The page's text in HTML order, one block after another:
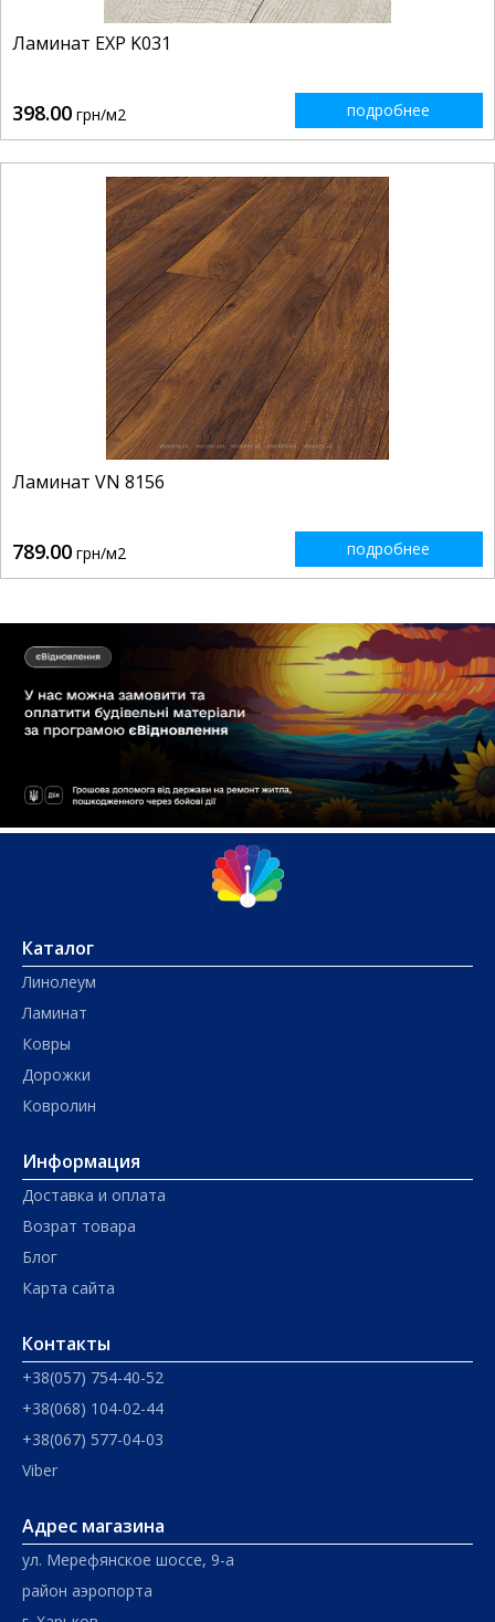
Ламинат EXP K031
398.00 грн/м2 подробнее
Ламинат VN 8156
789.00 грн/м2 подробнее
Каталог
Линолеум
Ламинат
Ковры
Дорожки
Ковролин
Информация
Доставка и оплата
Возрат товара
Блог
Карта сайта
Контакты
+38(057) 754-40-52
+38(068) 104-02-44
+38(067) 577-04-03
Viber
Адрес магазина
ул. Мерефянское шоссе, 9-а
район аэропорта